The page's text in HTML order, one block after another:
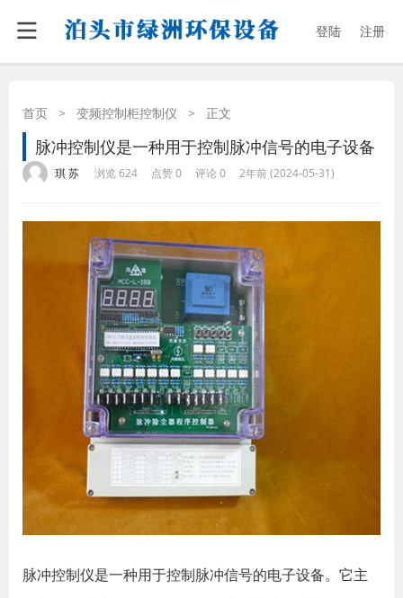
登陆 注册
首页 > 变频控制柜控制仪 > 正文
脉冲控制仪是一种用于控制脉冲信号的电子设备
琪 苏 浏览 624 点赞 0 评论 0 2年前 (2024-05-31)
脉冲控制仪是一种用于控制脉冲信号的电子设备。它主